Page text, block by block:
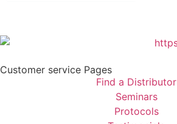
Customer service Pages
Find a Distributor
Seminars
Protocols